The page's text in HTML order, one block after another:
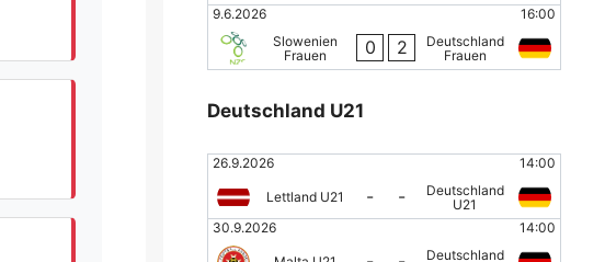
9.6.2026
16:00
Slowenien
Frauen
0 2
Deutschland
Frauen
Deutschland U21
26.9.2026 14:00
Lettland U21 - -
Deutschland
U21
30.9.2026
14:00
Deutschland